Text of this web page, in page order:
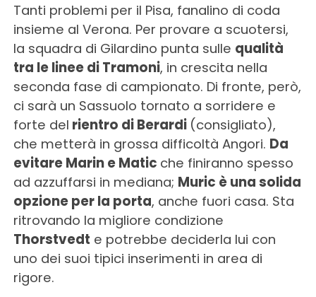
Tanti problemi per il Pisa, fanalino di coda
insieme al Verona. Per provare a scuotersi,
la squadra di Gilardino punta sulle qualità
tra le linee di Tramoni, in crescita nella
seconda fase di campionato. Di fronte, però,
ci sarà un Sassuolo tornato a sorridere e
forte del rientro di Berardi (consigliato),
che metterà in grossa difficoltà Angori. Da
evitare Marin e Matic che finiranno spesso
ad azzuffarsi in mediana; Muric è una solida
opzione per la porta, anche fuori casa. Sta
ritrovando la migliore condizione
Thorstvedt e potrebbe deciderla lui con
uno dei suoi tipici inserimenti in area di
rigore.